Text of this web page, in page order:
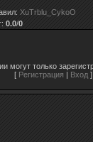
: XuTrblu_CykoO
: 0.0/0
могут только
[ Регистрация | Вход ]